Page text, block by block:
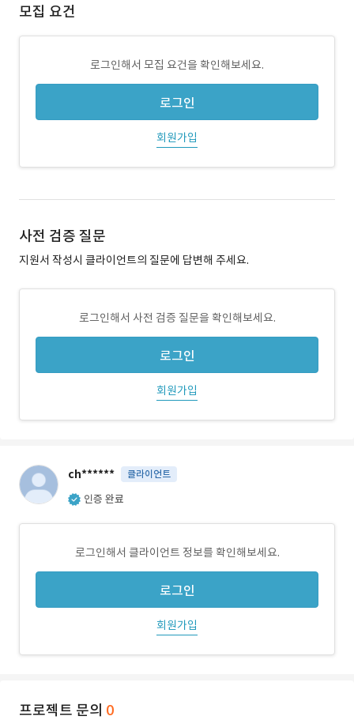
모집 요건
로그인해서 모집 요건을 확인해보세요.
로그인
회원가입
사전 검증 질문
지원서 작성시 클라이언트의 질문에 답변해 주세요.
로그인해서 사전 검증 질문을 확인해보세요.
로그인
회원가입
ch****** 클라이언트
인증 완료
로그인해서 클라이언트 정보를 확인해보세요.
로그인
회원가입
프로젝트 문의 0